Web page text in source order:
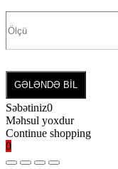
GƏLƏNDƏ BİL
Səbətiniz0
Məhsul yoxdur
Continue shopping
0